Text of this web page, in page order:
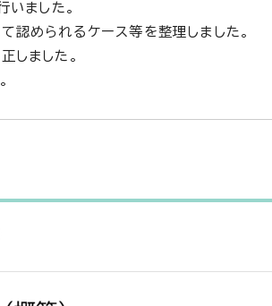
ました。
認められるケース等を整理しました。
しました。